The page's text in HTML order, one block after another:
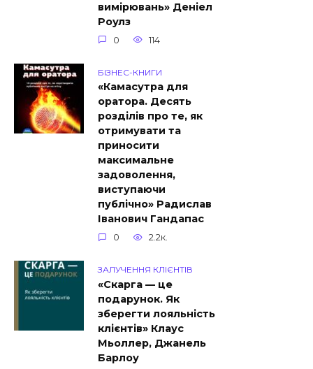
вимірювань» Деніел
Роулз
0 114
БІЗНЕС-КНИГИ
«Камасутра для
оратора. Десять
розділів про те, як
отримувати та
приносити
максимальне
задоволення,
виступаючи
публічно» Радислав
Іванович Гандапас
0 2.2к.
ЗАЛУЧЕННЯ КЛІЄНТІВ
«Скарга — це
подарунок. Як
зберегти лояльність
клієнтів» Клаус
Мьоллер, Джанель
Барлоу